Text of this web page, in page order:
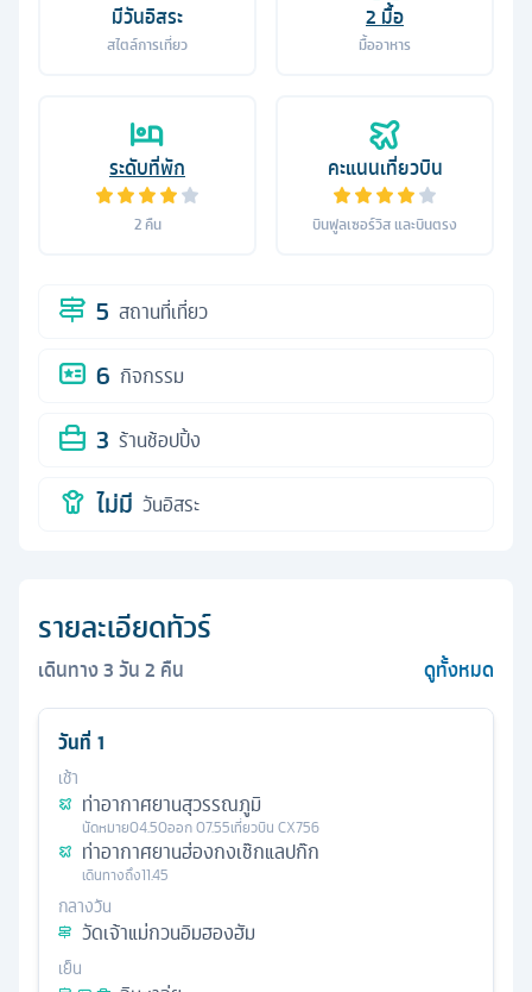
มีวันอิสระ
สไตล์การเที่ยว
2 มื้อ
มื้ออาหาร
ระดับที่พัก
2คืน
คะแนนเที่ยวบิน
บินฟูลเซอร์วิส และบินตรง
5 สถานที่เที่ยว
6 กิจกรรม
3 ร้านช้อปปิ้ง
ไม่มี วันอิสระ
รายละเอียดทัวร์
เดินทาง3วัน2 คืน ดูทั้งหมด
วันที่ 1
เช้า
ท่าอากาศยานสุวรรณภูมิ
นัดหมาย04.50ออก07.55เที่ยวบิน CX756
ท่าอากาศยานฮ่องกงเช๊กแลปก๊ก
เดินทางถึง11.45
กลางวัน
วัดเจ้าแม่กวนอิมฮองฮัม
เย็น